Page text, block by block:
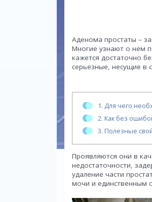
Аденома простаты –
Многие узнают о нем
кажется достаточно
серьезные, несущие в
1. Для чего
2. Как без
3. Полезные
Проявляются они в
недостаточности,
удаление части
мочи и единственным